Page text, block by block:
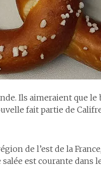
Ils aimeraient que
fait partie de
de l’est de la
est courante dans